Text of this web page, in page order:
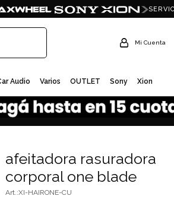
Car Audio Varios OUTLET Sony Xion
afeitadora rasuradora
corporal one blade
XI-HAIRONE-CU